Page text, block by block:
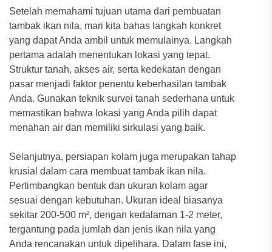
Setelah memahami tujuan utama dari pembuatan
tambak ikan nila, mari kita bahas langkah konkret
yang dapat Anda ambil untuk memulainya. Langkah
pertama adalah menentukan lokasi yang tepat.
Struktur tanah, akses air, serta kedekatan dengan
pasar menjadi faktor penentu keberhasilan tambak
Anda. Gunakan teknik survei tanah sederhana untuk
memastikan bahwa lokasi yang Anda pilih dapat
menahan air dan memiliki sirkulasi yang baik.
Selanjutnya, persiapan kolam juga merupakan tahap
krusial dalam cara membuat tambak ikan nila.
Pertimbangkan bentuk dan ukuran kolam agar
sesuai dengan kebutuhan. Ukuran ideal biasanya
sekitar 200-500 m², dengan kedalaman 1-2 meter,
tergantung pada jumlah dan jenis ikan nila yang
Anda rencanakan untuk dipelihara. Dalam fase ini,